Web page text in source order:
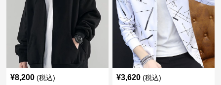
¥8,200 (税込) ¥3,620 (税込)